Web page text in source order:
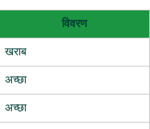
विवरण
खराब
अच्छा
अच्छा